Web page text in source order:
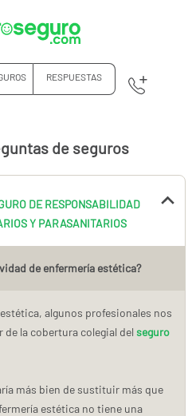
RESPUESTAS
de seguros
DE RESPONSABILIDAD
Y PARASANITARIOS
de enfermería estética?
algunos profesionales nos
la cobertura colegial del seguro
más bien de sustituir más que
estética no tiene una